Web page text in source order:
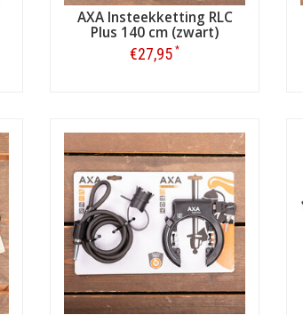
AXA Insteekketting RLC
Plus 140 cm (zwart)
€27,95 *